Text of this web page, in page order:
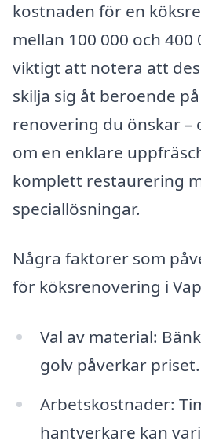
kostnaden för en
mellan 100 000 och
viktigt att notera att
skilja sig åt beroende
renovering du önskar –
om en enklare
komplett restaurering
speciallösningar.
Några faktorer som
för köksrenovering i
Val av material:
golv påverkar priset.
Arbetskostnader:
hantverkare kan